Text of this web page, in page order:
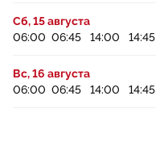
Сб, 15 августа
06:00 06:45 14:00 14:45
Вс, 16 августа
06:00 06:45 14:00 14:45